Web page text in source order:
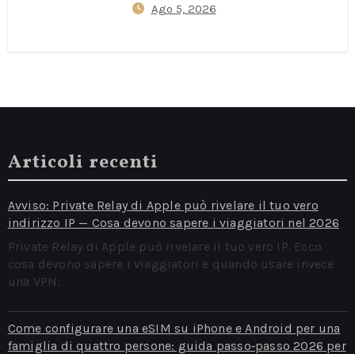
Ago 5, 2026
Articoli recenti
Avviso: Private Relay di Apple può rivelare il tuo vero
indirizzo IP — Cosa devono sapere i viaggiatori nel 2026
Private Relay di Apple può rivelare il tuo vero IP. Ecco
cosa devono sapere i viaggiatori e quando usare invece
una VPN.
Come configurare una eSIM su iPhone e Android per una
famiglia di quattro persone: guida passo‑passo 2026 per